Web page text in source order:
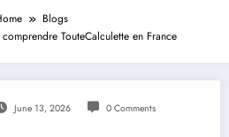
Blogs
TouteCalculette en France
June 13, 2026 0 Comments